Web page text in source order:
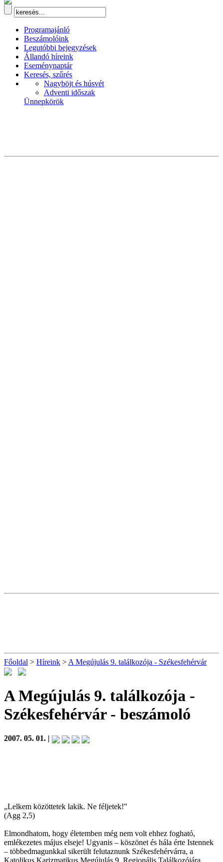
Programajánló
Beszámolóink
Legutóbbi bejegyzések
Állandó híreink
Eseménynaptár
Keresés, szűrés
Nagyböjt és húsvét
Adventi időszak
Ünnepkörök
Főoldal > Híreink > A Megújulás 9. találkozója - Székesfehérvár
A Megújulás 9. találkozója -
Székesfehérvár- beszámoló
2007. 05. 01. |
„Lelkem közöttetek lakik. Ne féljetek!"
(Agg 2,5)
Elmondhatom, hogy életemben még nem volt ehhez fogható,
emlékezetes május elseje! Ugyanis – köszönet és hála érte Istennek
– többedmagunkkal sikerült felutaznunk Székesfehérvárra, a
Katolikus Karizmatikus Megújulás 9. Regionális Találkozójára.